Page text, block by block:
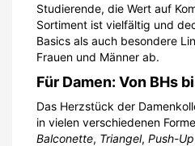
Studierende, die Wert auf
Sortiment ist vielfältig und
Basics als auch besondere
Frauen und Männer ab.
Für Damen: Von BHs
Das Herzstück der
in vielen verschiedenen
Balconette, Triangel, Push-Up